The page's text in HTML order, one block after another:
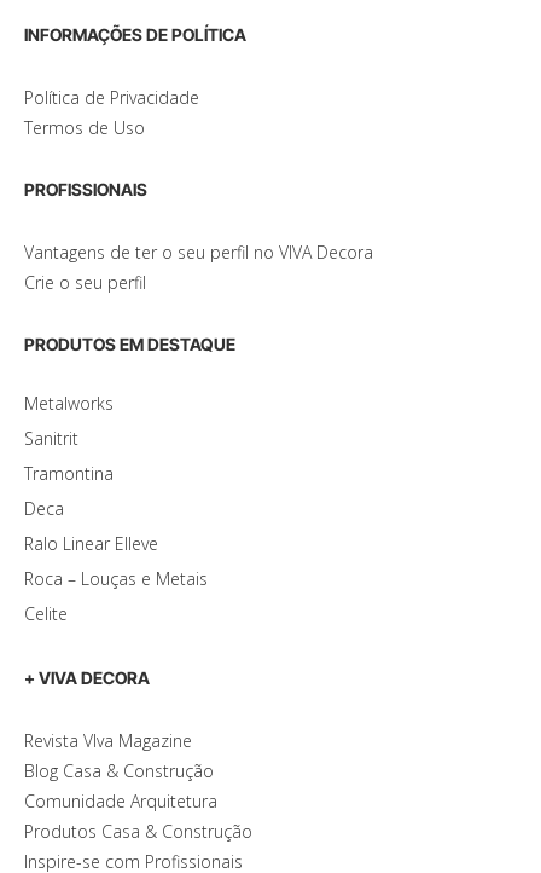
INFORMAÇÕES DE POLÍTICA
Política de Privacidade
Termos de Uso
PROFISSIONAIS
Vantagens de ter o seu perfil no VIVA Decora
Crie o seu perfil
PRODUTOS EM DESTAQUE
Metalworks
Sanitrit
Tramontina
Deca
Ralo Linear Elleve
Roca – Louças e Metais
Celite
+ VIVA DECORA
Revista VIva Magazine
Blog Casa & Construção
Comunidade Arquitetura
Produtos Casa & Construção
Inspire-se com Profissionais